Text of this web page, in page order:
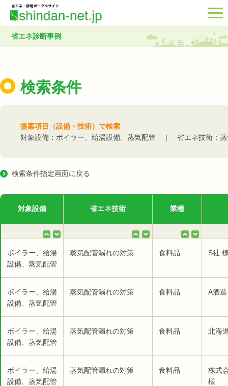
省エネ診断事例
検索条件
提案項目（設備・技術）で検索
対象設備：ボイラー、給湯設備、蒸気配管 ｜ 省エネ技術：蒸
検索条件指定画面に戻る
対象設備 省エネ技術 業種
ボイラー、給湯
設備、蒸気配管
蒸気配管漏れの対策 食料品 S社
ボイラー、給湯
設備、蒸気配管
蒸気配管漏れの対策 食料品 A酒
ボイラー、給湯
設備、蒸気配管
蒸気配管漏れの対策 食料品 北海
ボイラー、給湯
設備、蒸気配管
蒸気配管漏れの対策 食料品
株式
様